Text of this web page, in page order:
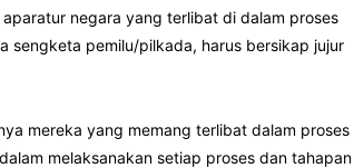
negara yang terlibat di dalam proses
sengketa pemilu/pilkada, harus bersikap jujur
mereka yang memang terlibat dalam proses
melaksanakan setiap proses dan tahapan